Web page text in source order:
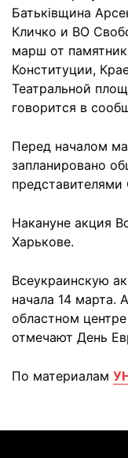
Батьківщина
Кличко и ВО
марш от
Конституции,
Театральной
говорится в
Перед началом
запланировано
Накануне акция
Харькове.
Всеукраинскую
начала 14 марта.
областном
отмечают День
По материалам